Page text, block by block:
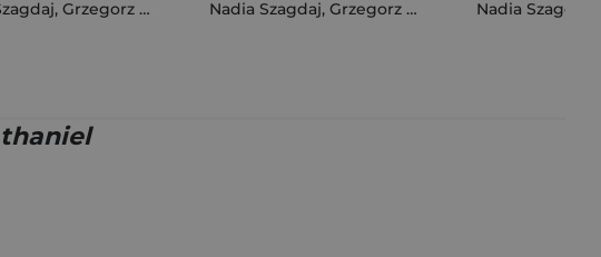
, Grzegorz Filarowski Nadia Szagdaj, Grzegorz Filarowski Nadia Szagdaj